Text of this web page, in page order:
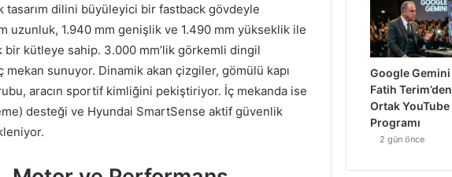
tasarım dilini büyüleyici bir fastback gövdeyle
uzunluk, 1.940 mm genişlik ve 1.490 mm yükseklik ile
bir kütleye sahip. 3.000 mm’lik görkemli dingil
sunuyor. Dinamik akan çizgiler, gömülü kapı
aracın sportif kimliğini pekiştiriyor. İç mekanda ise
desteği ve Hyundai SmartSense aktif güvenlik
Google Gemini
Fatih Terim’den
Ortak YouTube
Programı
2 gün önce